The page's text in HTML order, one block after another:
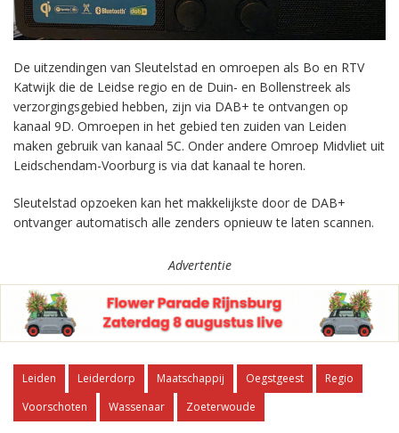
De uitzendingen van Sleutelstad en omroepen als Bo en RTV
Katwijk die de Leidse regio en de Duin- en Bollenstreek als
verzorgingsgebied hebben, zijn via DAB+ te ontvangen op
kanaal 9D. Omroepen in het gebied ten zuiden van Leiden
maken gebruik van kanaal 5C. Onder andere Omroep Midvliet uit
Leidschendam-Voorburg is via dat kanaal te horen.
Sleutelstad opzoeken kan het makkelijkste door de DAB+
ontvanger automatisch alle zenders opnieuw te laten scannen.
Advertentie
Leiden Leiderdorp Maatschappij Oegstgeest
Regio
Voorschoten
Wassenaar Zoeterwoude